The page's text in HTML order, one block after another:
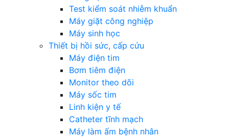
Test kiểm soát nhiễm khuẩn
Máy giặt công nghiệp
Máy sinh học
Thiết bị hồi sức, cấp cứu
Máy điện tim
Bơm tiêm điện
Monitor theo dõi
Máy sốc tim
Linh kiện y tế
Catheter tĩnh mạch
Máy làm ấm bệnh nhân